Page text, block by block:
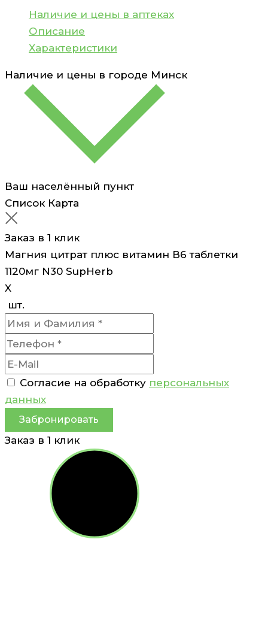
таблетки
1120мг
Наличие и цены в аптеках
Описание
Характеристики
Наличие и цены в городе Минск
Ваш населённый пункт
Список Карта
Заказ в 1 клик
Магния цитрат плюс витамин В6 таблетки
1120мг N30 SupHerb
X
шт.
Согласие на обработку персональных
данных
Забронировать
Заказ в 1 клик